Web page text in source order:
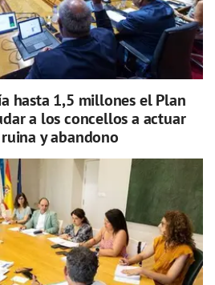
hasta 1,5 millones el Plan
a los concellos a actuar
y abandono